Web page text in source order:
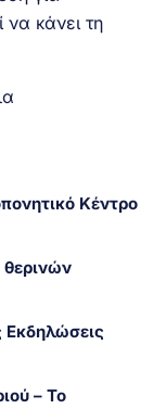
κάνει τη
Κέντρο
Εκδηλώσεις
– Το